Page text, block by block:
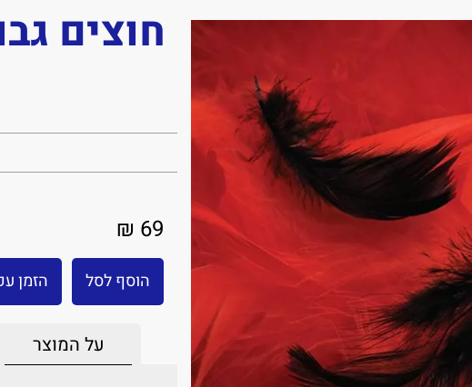
69 ₪
הוסף לסל הזמן
על המוצר